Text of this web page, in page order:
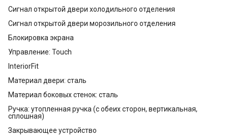
Сигнал открытой двери холодильного отделения
Сигнал открытой двери морозильного отделения
Блокировка экрана
Управление: Touch
InteriorFit
Материал двери: сталь
Материал боковых стенок: сталь
Ручка: утопленная ручка (с обеих сторон, вертикальная,
сплошная)
Закрывающее устройство